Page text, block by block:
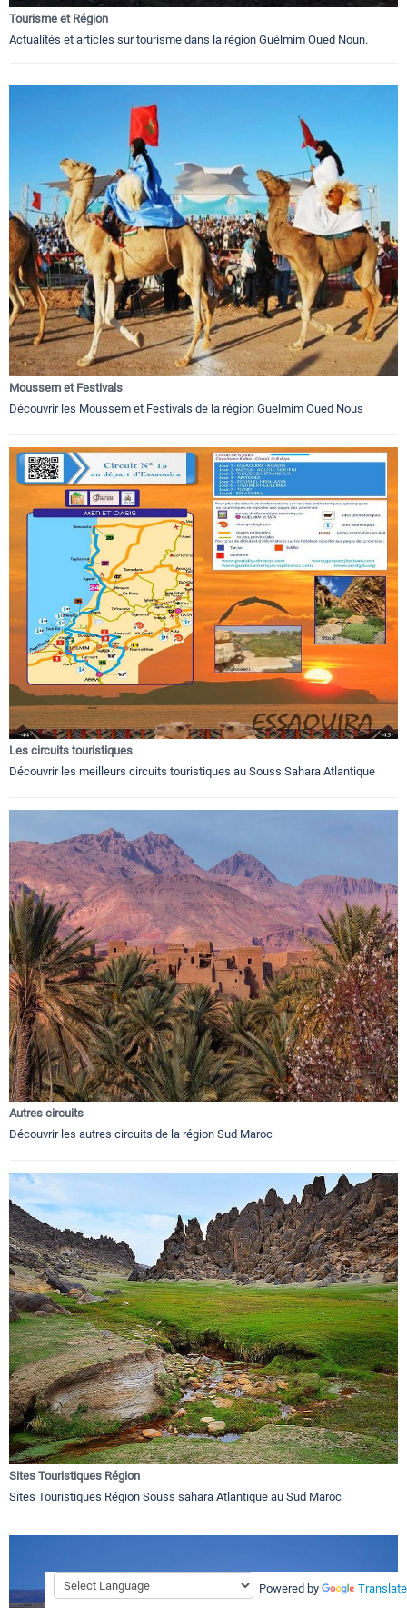
Tourisme et Région
Actualités et articles sur tourisme dans la région Guélmim Oued Noun.
Moussem et Festivals
Découvrir les Moussem et Festivals de la région Guelmim Oued Nous
Les circuits touristiques
Découvrir les meilleurs circuits touristiques au Souss Sahara Atlantique
Autres circuits
Découvrir les autres circuits de la région Sud Maroc
Sites Touristiques Région
Sites Touristiques Région Souss sahara Atlantique au Sud Maroc
Powered by Translate